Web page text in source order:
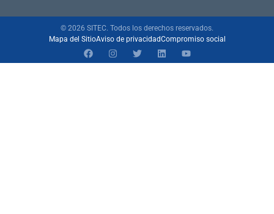
© 2026 SITEC. Todos los derechos reservados.
Mapa del SitioAviso de privacidadCompromiso social